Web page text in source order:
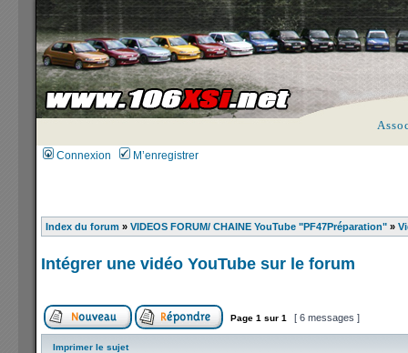
Connexion M’enregistrer
Index du forum » VIDEOS FORUM/ CHAINE YouTube "PF47Préparation" »
Intégrer une vidéo YouTube sur le forum
Page 1 sur 1 [ 6 messages ]
Imprimer le sujet